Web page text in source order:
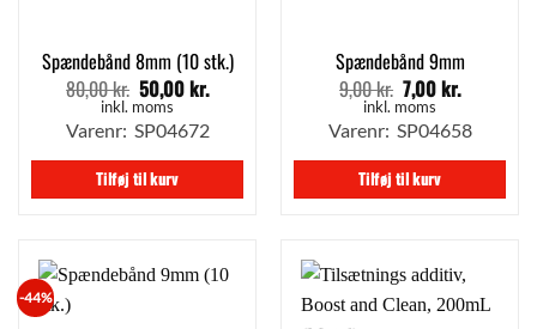
Spændebånd 8mm (10 stk.)
80,00kr. Den
oprindelige
pris
var:
80,00 kr..
50,00kr.
pris
er:
50,00 kr..
inkl. moms
Varenr: SP04672
Tilføj til kurv
Spændebånd 9mm
9,00kr. Den
oprindelige
pris
var:
9,00 kr..
7,00kr.
pris
er:
7,00 kr..
inkl. moms
Varenr: SP04658
Tilføj til kurv
-44%